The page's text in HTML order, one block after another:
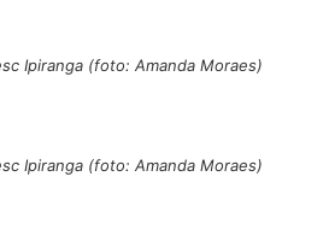
Ipiranga (foto: Amanda Moraes)
Ipiranga (foto: Amanda Moraes)